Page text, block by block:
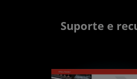
Suporte e